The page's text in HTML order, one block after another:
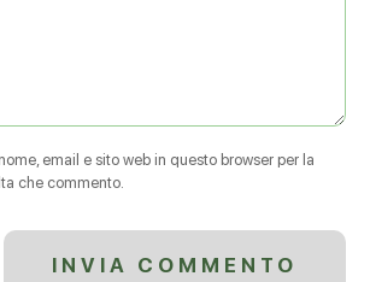
email e sito web in questo browser per la
che commento.